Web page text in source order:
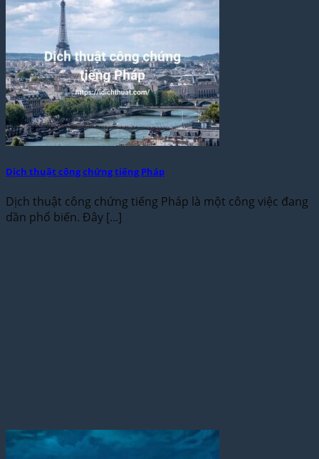
Dịch thuật công chứng tiếng Pháp
Dịch thuật công chứng tiếng Pháp là một công việc đang
dần phổ biến. Đây [...]